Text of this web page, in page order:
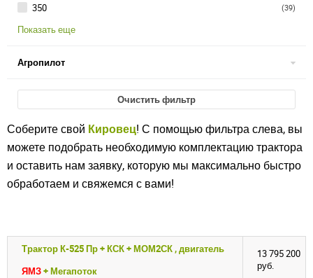
350 (39)
Показать еще
Агропилот
Очистить фильтр
Соберите свой Кировец! С помощью фильтра слева, вы
можете подобрать необходимую комплектацию трактора
и оставить нам заявку, которую мы максимально быстро
обработаем и свяжемся с вами!
Трактор К-525 Пр + КСК + МОМ2СК , двигатель
ЯМЗ+ Мегапоток
13 795 200
руб.